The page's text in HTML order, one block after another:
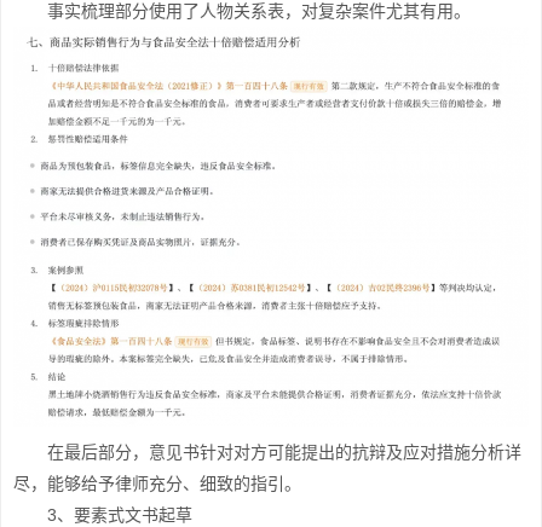
事实梳理部分使用了人物关系表，对复杂案件尤其有用。
在最后部分，意见书针对对方可能提出的抗辩及应对措施分析详
尽，能够给予律师充分、细致的指引。
3、要素式文书起草